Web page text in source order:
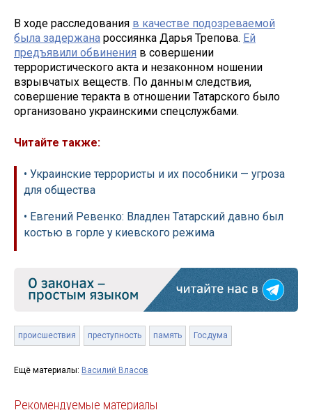
В ходе расследования в качестве подозреваемой
была задержана россиянка Дарья Трепова. Ей
предъявили обвинения в совершении
террористического акта и незаконном ношении
взрывчатых веществ. По данным следствия,
совершение теракта в отношении Татарского было
организовано украинскими спецслужбами.
Читайте также:
• Украинские террористы и их пособники — угроза
для общества
• Евгений Ревенко: Владлен Татарский давно был
костью в горле у киевского режима
происшествия преступность память Госдума
Ещё материалы: Василий Власов
Рекомендуемые материалы